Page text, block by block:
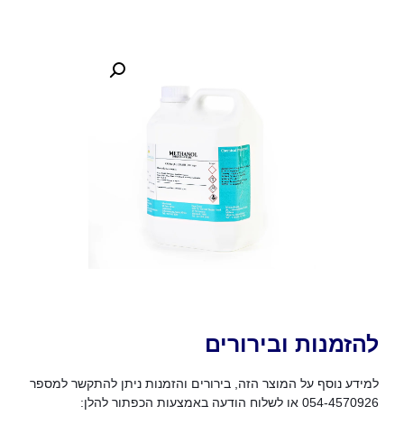
להזמנות ובירורים
למידע נוסף על המוצר הזה, בירורים והזמנות ניתן להתקשר למספר
054-4570926 או לשלוח הודעה באמצעות הכפתור להלן: